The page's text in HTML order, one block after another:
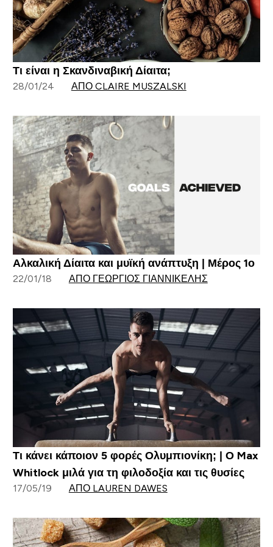
Τι είναι η Σκανδιναβική Δίαιτα;
28/01/24 ΑΠΌ CLAIRE MUSZALSKI
Αλκαλική Δίαιτα και μυϊκή ανάπτυξη | Μέρος 1ο
22/01/18 ΑΠΌ ΓΕΏΡΓΙΟΣ ΓΙΑΝΝΙΚΈΛΗΣ
Τι κάνει κάποιον 5 φορές Ολυμπιονίκη; | Ο Max
Whitlock μιλά για τη φιλοδοξία και τις θυσίες
17/05/19 ΑΠΌ LAUREN DAWES